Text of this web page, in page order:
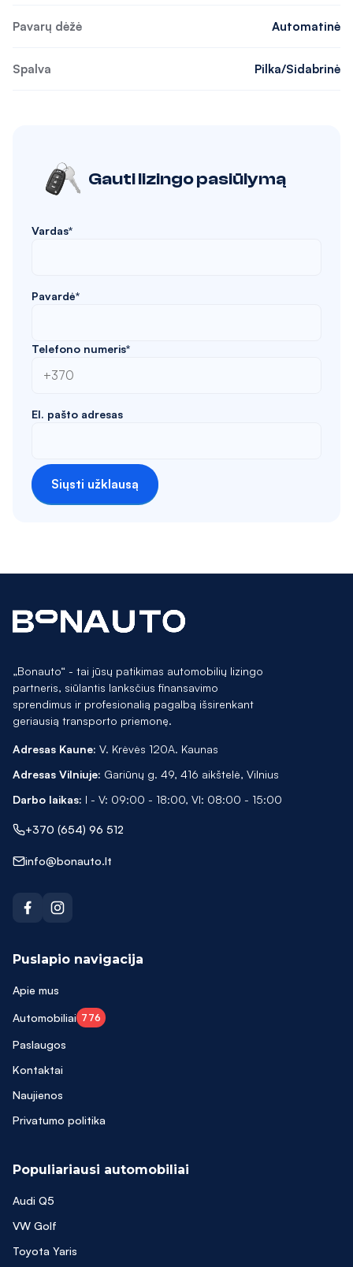
Pavarų dėžė Automatinė
Spalva Pilka/Sidabrinė
Gauti lizingo pasiūlymą
Vardas*
Pavardė*
Telefono numeris*
El. pašto adresas
Siųsti užklausą
„Bonauto“ - tai jūsų patikimas automobilių lizingo
partneris, siūlantis lanksčius finansavimo
sprendimus ir profesionalią pagalbą išsirenkant
geriausią transporto priemonę.
Adresas Kaune: V. Krėvės 120A. Kaunas
Adresas Vilniuje: Gariūnų g. 49, 416 aikštelė, Vilnius
Darbo laikas: I - V: 09:00 - 18:00, VI: 08:00 - 15:00
+370 (654) 96 512
info@bonauto.lt
Puslapio navigacija
Apie mus
Automobiliai 776
Paslaugos
Kontaktai
Naujienos
Privatumo politika
Populiariausi automobiliai
Audi Q5
VW Golf
Toyota Yaris